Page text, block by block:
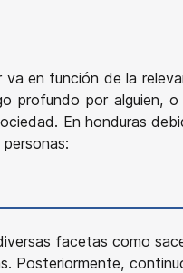
en función de la
profundo por alguien, o
En honduras
facetas como
Posteriormente,